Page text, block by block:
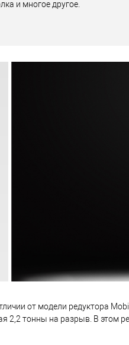
и многое другое.
от модели редуктора
тонны на разрыв. В этом